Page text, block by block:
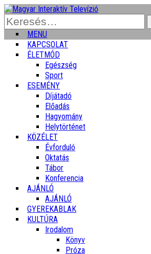
Keresés:
MENU
KAPCSOLAT
ÉLETMÓD
Egészség
Sport
ESEMÉNY
Díjátadó
Előadás
Hagyomány
Helytörténet
KÖZÉLET
Évforduló
Oktatás
Tábor
Konferencia
AJÁNLÓ
AJÁNLÓ
GYEREKABLAK
KULTÚRA
Irodalom
Könyv
Próza